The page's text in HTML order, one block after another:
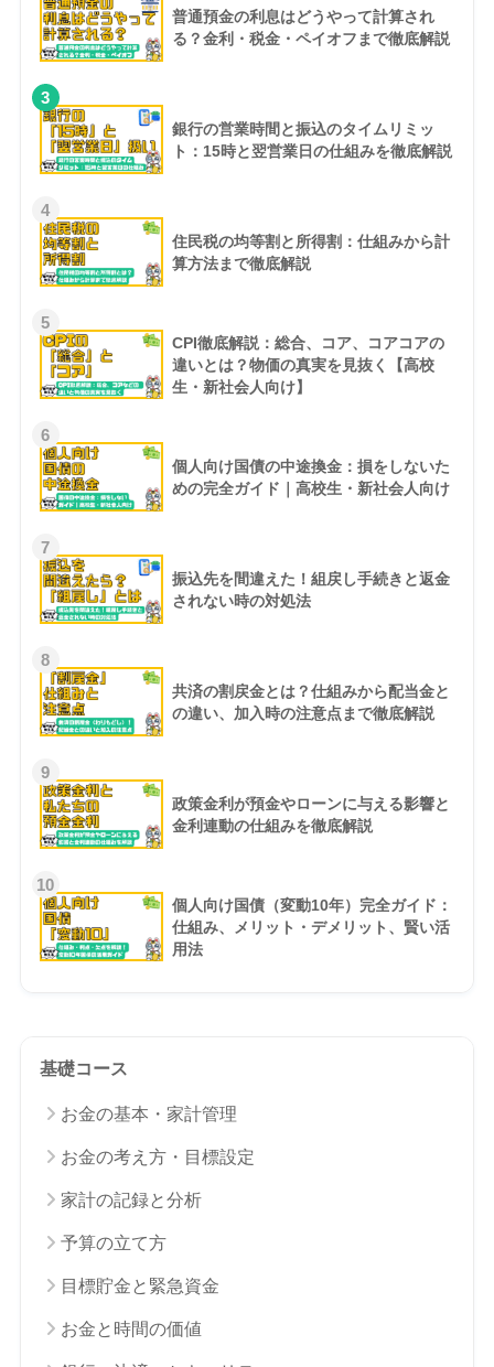
普通預金の利息はどうやって計算され
る？金利・税金・ペイオフまで徹底解説
3
銀行の営業時間と振込のタイムリミッ
ト：15時と翌営業日の仕組みを徹底解説
4
住民税の均等割と所得割：仕組みから計
算方法まで徹底解説
5
CPI徹底解説：総合、コア、コアコアの
違いとは？物価の真実を見抜く【高校
生・新社会人向け】
6
個人向け国債の中途換金：損をしないた
めの完全ガイド｜高校生・新社会人向け
7
振込先を間違えた！組戻し手続きと返金
されない時の対処法
8
共済の割戻金とは？仕組みから配当金と
の違い、加入時の注意点まで徹底解説
9
政策金利が預金やローンに与える影響と
金利連動の仕組みを徹底解説
10
個人向け国債（変動10年）完全ガイド：
仕組み、メリット・デメリット、賢い活
用法
基礎コース
お金の基本・家計管理
お金の考え方・目標設定
家計の記録と分析
予算の立て方
目標貯金と緊急資金
お金と時間の価値